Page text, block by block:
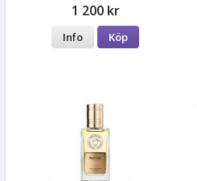
1 200 kr
Info Köp